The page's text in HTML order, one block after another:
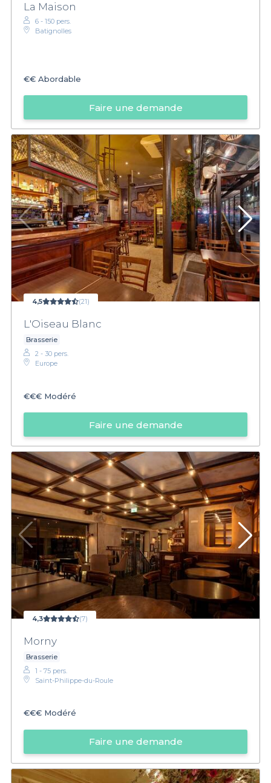
La Maison
6 - 150 pers.
Batignolles
€€ Abordable
Faire une demande
4,5 (21)
L'Oiseau Blanc
Brasserie
2 - 30 pers.
Europe
€€€ Modéré
Faire une demande
4,3 (7)
Morny
Brasserie
1 - 75 pers.
Saint-Philippe-du-Roule
€€€ Modéré
Faire une demande